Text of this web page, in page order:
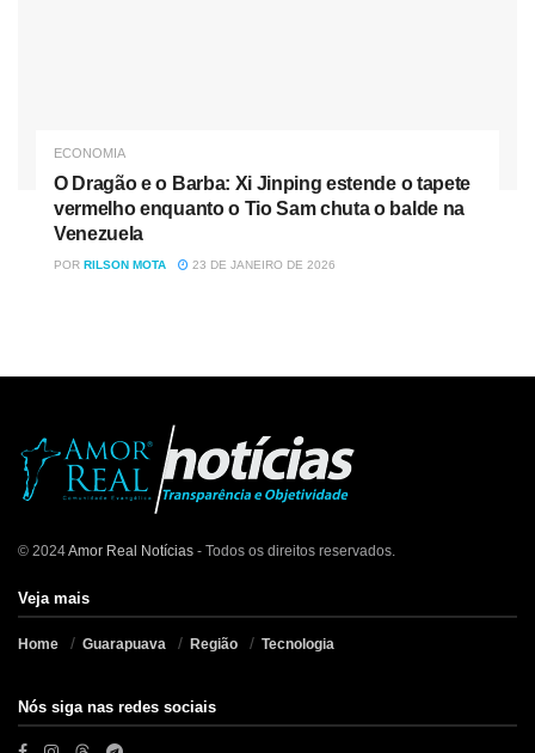
ECONOMIA
O Dragão e o Barba: Xi Jinping estende o tapete
vermelho enquanto o Tio Sam chuta o balde na
Venezuela
POR RILSON MOTA 23 DE JANEIRO DE 2026
© 2024Amor Real Notícias - Todos os direitos reservados.
Veja mais
Home Guarapuava Região Tecnologia
Nós siga nas redes sociais